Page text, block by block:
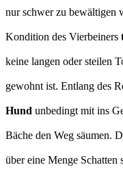
nur schwer zu bewältigen
Kondition des Vierbeiners
keine langen oder steilen
gewohnt ist. Entlang des
Hund unbedingt mit ins
Bäche den Weg säumen.
über eine Menge Schatten